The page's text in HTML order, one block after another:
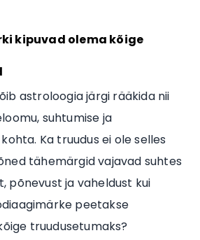
kipuvad olema kõige
astroloogia järgi rääkida nii
suhtumise ja
Ka truudus ei ole selles
tähemärgid vajavad suhtes
põnevust ja vaheldust kui
peetakse
truudusetumaks?